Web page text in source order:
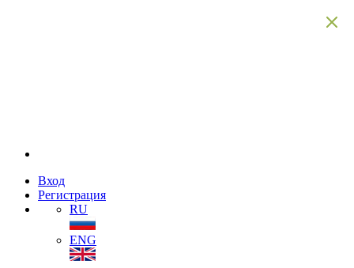
Вход
Регистрация
RU
ENG